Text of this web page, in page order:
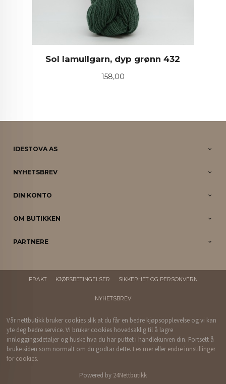
Sol lamullgarn, dyp grønn 432
Pris
158,00
IDESTOVA AS
NYHETSBREV
DIN KONTO
OM BUTIKKEN
PARTNERE
FRAKT KJØPSBETINGELSER SIKKERHET OG PERSONVERN
NYHETSBREV
Vår nettbutikk bruker cookies slik at du får en bedre kjøpsopplevelse og vi kan
yte deg bedre service. Vi bruker cookies hovedsaklig til å lagre
innloggingsdetaljer og huske hva du har puttet i handlekurven din. Fortsett å
bruke siden som normalt om du godtar dette. Les mer eller endre innstillinger
for cookies.
Powered by 24Nettbutikk